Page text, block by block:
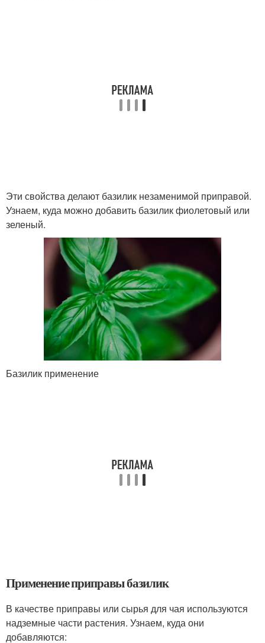
Эти свойства делают базилик незаменимой приправой.
Узнаем, куда можно добавить базилик фиолетовый или
зеленый.
Базилик применение
Применение приправы базилик
В качестве приправы или сырья для чая используются
надземные части растения. Узнаем, куда они
добавляются: